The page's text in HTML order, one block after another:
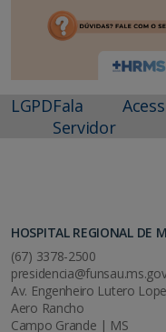
LGPDFala
Servidor
HOSPITAL REGIONAL DE
(67) 3378-2500
Av. Engenheiro Lutero
Aero Rancho
Campo Grande | MS